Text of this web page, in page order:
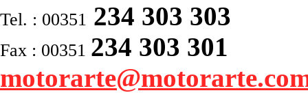
Tel. : 00351 234 303 303
Fax : 00351 234 303 301